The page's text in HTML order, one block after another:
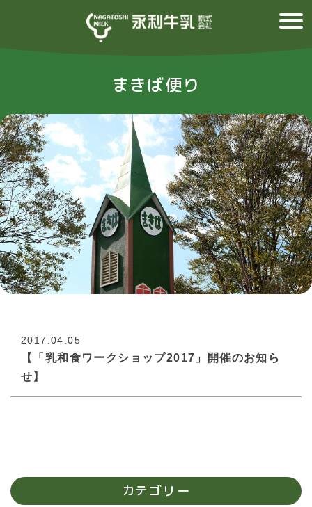
まきば便り
2017.04.05
【「乳和食ワークショップ2017」開催のお知ら
せ】
カテゴリー